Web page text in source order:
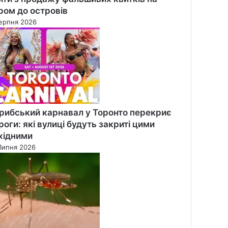
до островів
2026
карнавал у Торонто перекриє
які вулиці будуть закриті цими
2026